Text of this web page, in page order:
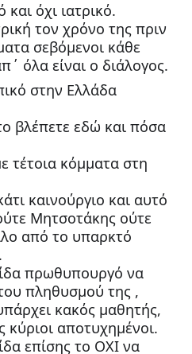
και όχι ιατρικό.
τον χρόνο της πριν
σεβόμενοι κάθε
όλα είναι ο διάλογος.
Μητσοτάκης ούτε
από το υπαρκτό
πληθυσμού της ,
κακός μαθητής,
αποτυχημένοι.